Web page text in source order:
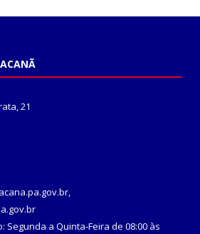
21
a Quinta-Feira de 08:00 às